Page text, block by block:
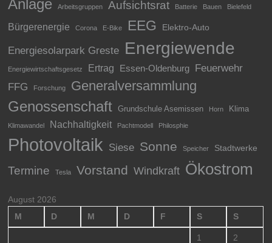
Anlage Arbeitsgruppen Aufsichtsrat Batterie Bauen Bielefeld
Bürgerenergie Corona E-Bike EEG Elektro-Auto
Energiesolarpark Greste Energiewende
Energiewirtschaftsgesetz Ertrag Essen-Oldenburg
Feuerwehr
FFG
Forschung Generalversammlung
Genossenschaft Grundschule Asemissen Horn Klima
Klimawandel Nachhaltigkeit Pachtmodell Philosphie
Photovoltaik Siese Sonne Speicher Stadtwerke
Termine Tesla Vorstand Windkraft Ökostrom
August 2026
M
D M D F S S
1 2